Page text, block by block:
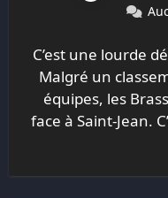
C’est une lourde
Malgré un
équipes, les
face à Saint-Jean.